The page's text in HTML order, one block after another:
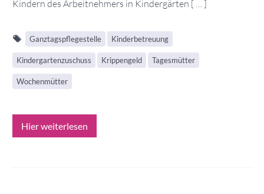
Kindern des Arbeitnehmers in Kindergärten [ … ]
Ganztagspflegestelle Kinderbetreuung
Kindergartenzuschuss Krippengeld Tagesmütter
Wochenmütter
Hier weiterlesen